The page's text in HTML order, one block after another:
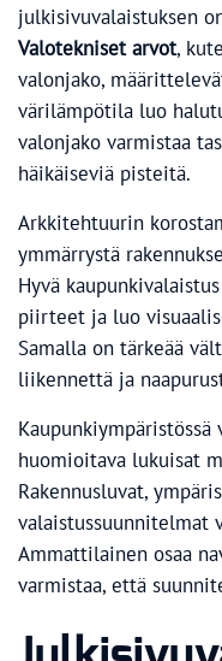
julkisivuvalaistuksen
Valotekniset arvot,
valonjako,
värilämpötila luo
valonjako varmistaa
häikäiseviä pisteitä.
Arkkitehtuurin
ymmärrystä
Hyvä
piirteet ja luo
Samalla on tärkeää
liikennettä ja
huomioitava lukuisat
Rakennusluvat,
valaistussuunnitelmat
Ammattilainen osaa
varmistaa, että